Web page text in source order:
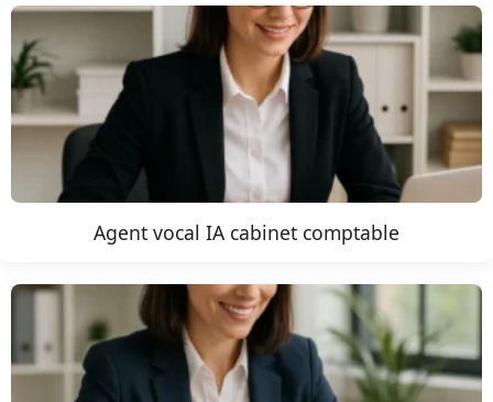
Agent vocal IA cabinet comptable